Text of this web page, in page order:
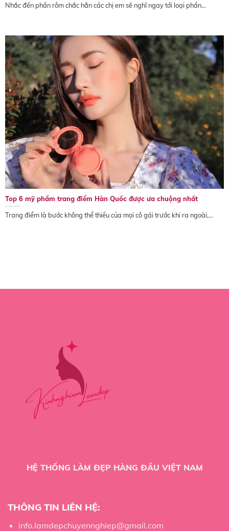
Nhắc đến phấn rôm chắc hẳn các chị em sẽ nghĩ ngay tới loại phấn...
Top 6 mỹ phẩm trang điểm Hàn Quốc được ưa chuộng nhất
Trang điểm là bước không thể thiếu của mọi cô gái trước khi ra ngoài,...
HỆ THỐNG LÀM ĐẸP HÀNG ĐẦU VIỆT NAM
THÔNG TIN LIÊN HỆ:
info.lamdepchuyennghiep@gmail.com